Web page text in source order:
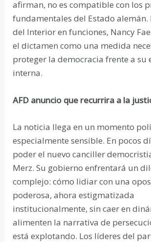
afirman, no es compatible con los
fundamentales del Estado alemán.
del Interior en funciones, Nancy
el dictamen como una medida
proteger la democracia frente a su
interna.
AFD anuncio que recurrira a la
La noticia llega en un momento
especialmente sensible. En pocos
poder el nuevo canciller
Merz. Su gobierno enfrentará un
complejo: cómo lidiar con una
poderosa, ahora estigmatizada
institucionalmente, sin caer en
alimenten la narrativa de
está explotando. Los líderes del